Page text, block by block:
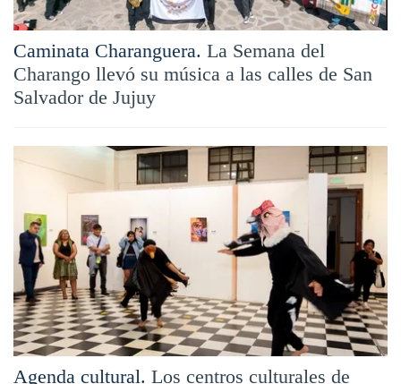
Caminata Charanguera. La Semana del
Charango llevó su música a las calles de San
Salvador de Jujuy
Agenda cultural. Los centros culturales de